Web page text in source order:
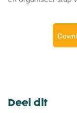
Deel dit